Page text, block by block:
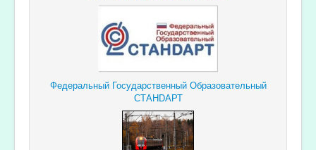
Федеральный Государственный Образовательный
СТАНDАРТ